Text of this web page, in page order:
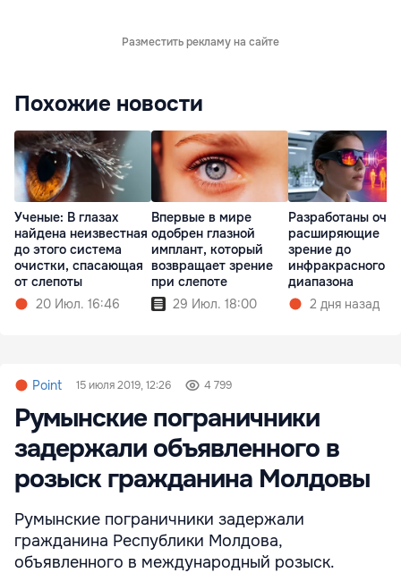
Разместить рекламу на сайте
Похожие новости
Ученые: В глазах
найдена неизвестная
до этого система
очистки, спасающая
от слепоты
20 Июл. 16:46
Впервые в мире
одобрен глазной
имплант, который
возвращает зрение
при слепоте
29 Июл. 18:00
Разработаны
расширяющие
зрение до
инфракрасного
диапазона
2 дня назад
Point 15 июля 2019, 12:26 4 799
Румынские пограничники
задержали объявленного в
розыск гражданина Молдовы
Румынские пограничники задержали
гражданина Республики Молдова,
объявленного в международный розыск.